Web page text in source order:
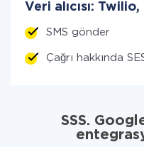
Veri alıcısı:
SMS gönder
Çağrı hakkında
SSS.